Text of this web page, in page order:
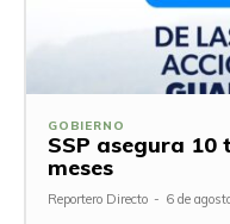
GOBIERNO
SSP asegura
meses
Reportero Directo - 6 de